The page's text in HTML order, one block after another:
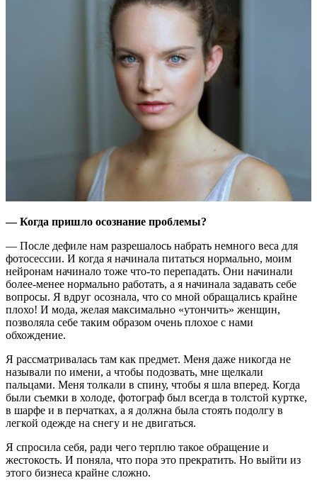
— Когда пришло осознание проблемы?
— После дефиле нам разрешалось набрать немного веса для
фотосессии. И когда я начинала питаться нормально, моим
нейронам начинало тоже что-то перепадать. Они начинали
более-менее нормально работать, а я начинала задавать себе
вопросы. Я вдруг осознала, что со мной обращались крайне
плохо! И мода, желая максимально «утончить» женщин,
позволяла себе таким образом очень плохое с нами
обхождение.
Я рассматривалась там как предмет. Меня даже никогда не
называли по имени, а чтобы подозвать, мне щелкали
пальцами. Меня толкали в спину, чтобы я шла вперед. Когда
были съемки в холоде, фотограф был всегда в толстой куртке,
в шарфе и в перчатках, а я должна была стоять подолгу в
легкой одежде на снегу и не двигаться.
Я спросила себя, ради чего терплю такое обращение и
жестокость. И поняла, что пора это прекратить. Но выйти из
этого бизнеса крайне сложно.